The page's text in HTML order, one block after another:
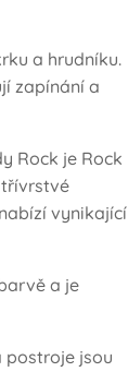
a hrudníku.
zapínání a
Rock je Rock
třívrstvé
vynikající
a je
postroje jsou